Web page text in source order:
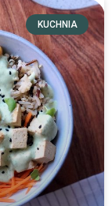
KUCHNIA